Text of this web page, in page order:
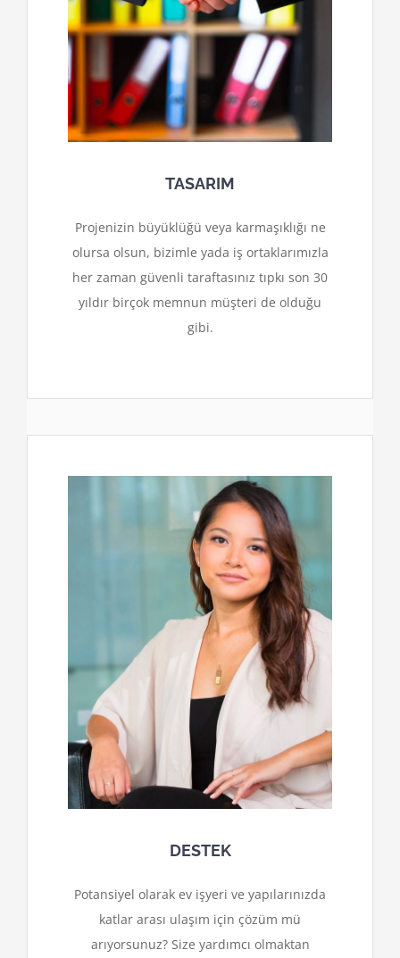
TASARIM
Projenizin büyüklüğü veya karmaşıklığı ne
olursa olsun, bizimle yada iş ortaklarımızla
her zaman güvenli taraftasınız tıpkı son 30
yıldır birçok memnun müşteri de olduğu
gibi.
DESTEK
Potansiyel olarak ev işyeri ve yapılarınızda
katlar arası ulaşım için çözüm mü
arıyorsunuz? Size yardımcı olmaktan